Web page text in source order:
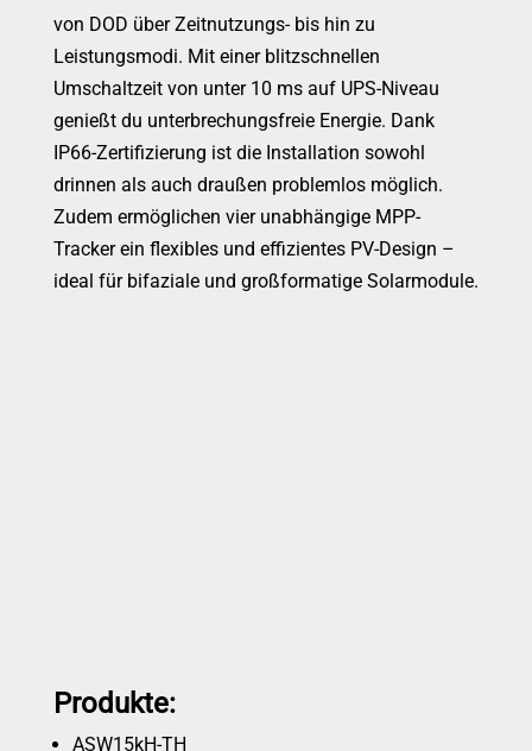
von DOD über Zeitnutzungs- bis hin zu
Leistungsmodi. Mit einer blitzschnellen
Umschaltzeit von unter 10 ms auf UPS-Niveau
genießt du unterbrechungsfreie Energie. Dank
IP66-Zertifizierung ist die Installation sowohl
drinnen als auch draußen problemlos möglich.
Zudem ermöglichen vier unabhängige MPP-
Tracker ein flexibles und effizientes PV-Design –
ideal für bifaziale und großformatige Solarmodule.
Produkte:
ASW15kH-TH